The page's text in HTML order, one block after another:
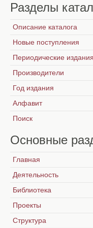
Разделы
Описание каталога
Новые поступления
Периодические издания
Производители
Год издания
Алфавит
Поиск
Основные
Главная
Деятельность
Библиотека
Проекты
Структура